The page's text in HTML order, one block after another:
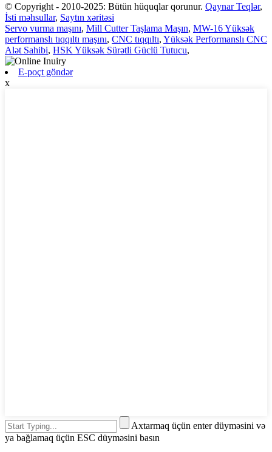
© Copyright - 2010-2025: Bütün hüquqlar qorunur. Qaynar Teqlər,
İsti məhsullar, Saytın xəritəsi
Servo vurma maşını, Mill Cutter Taşlama Maşın, MW-16 Yüksək
performanslı tıqqıltı maşını, CNC tıqqıltı, Yüksək Performanslı CNC
Alət Sahibi, HSK Yüksək Sürətli Güclü Tutucu,
E-poçt göndər
x
Axtarmaq üçün enter düyməsini və
ya bağlamaq üçün ESC düyməsini basın